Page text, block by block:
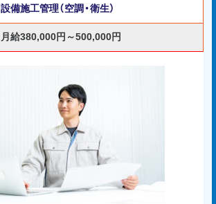
設備施工管理（空調・衛生）
月給380,000円～500,000円